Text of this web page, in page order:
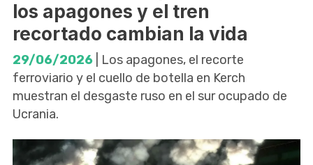
los apagones y el tren
recortado cambian la vida
29/06/2026 | Los apagones, el recorte
ferroviario y el cuello de botella en Kerch
muestran el desgaste ruso en el sur ocupado de
Ucrania.